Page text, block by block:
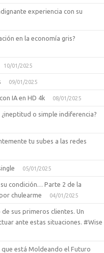
experiencia con su
en la economía gris?
10/01/2025
09/01/2025
IA en HD 4k 08/01/2025
o simple indiferencia?
tu subes a las redes
05/01/2025
condición… Parte 2 de la
chulearme
04/01/2025
sus primeros clientes. Un
ante estas situaciones. #Wise
está Moldeando el Futuro